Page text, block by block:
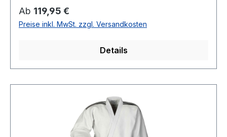
Regulärer Preis:
Ab 119,95 €
Preise inkl. MwSt. zzgl. Versandkosten
Details